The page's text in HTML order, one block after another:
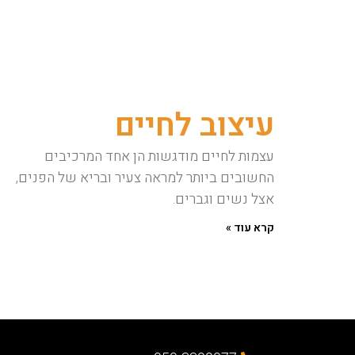
עיצוב לחיים
עצמות לחיים מודגשות הן אחד המרכיבים
החשובים ביותר למראה צעיר ובריא של הפנים,
אצל נשים וגברים.
קרא עוד »